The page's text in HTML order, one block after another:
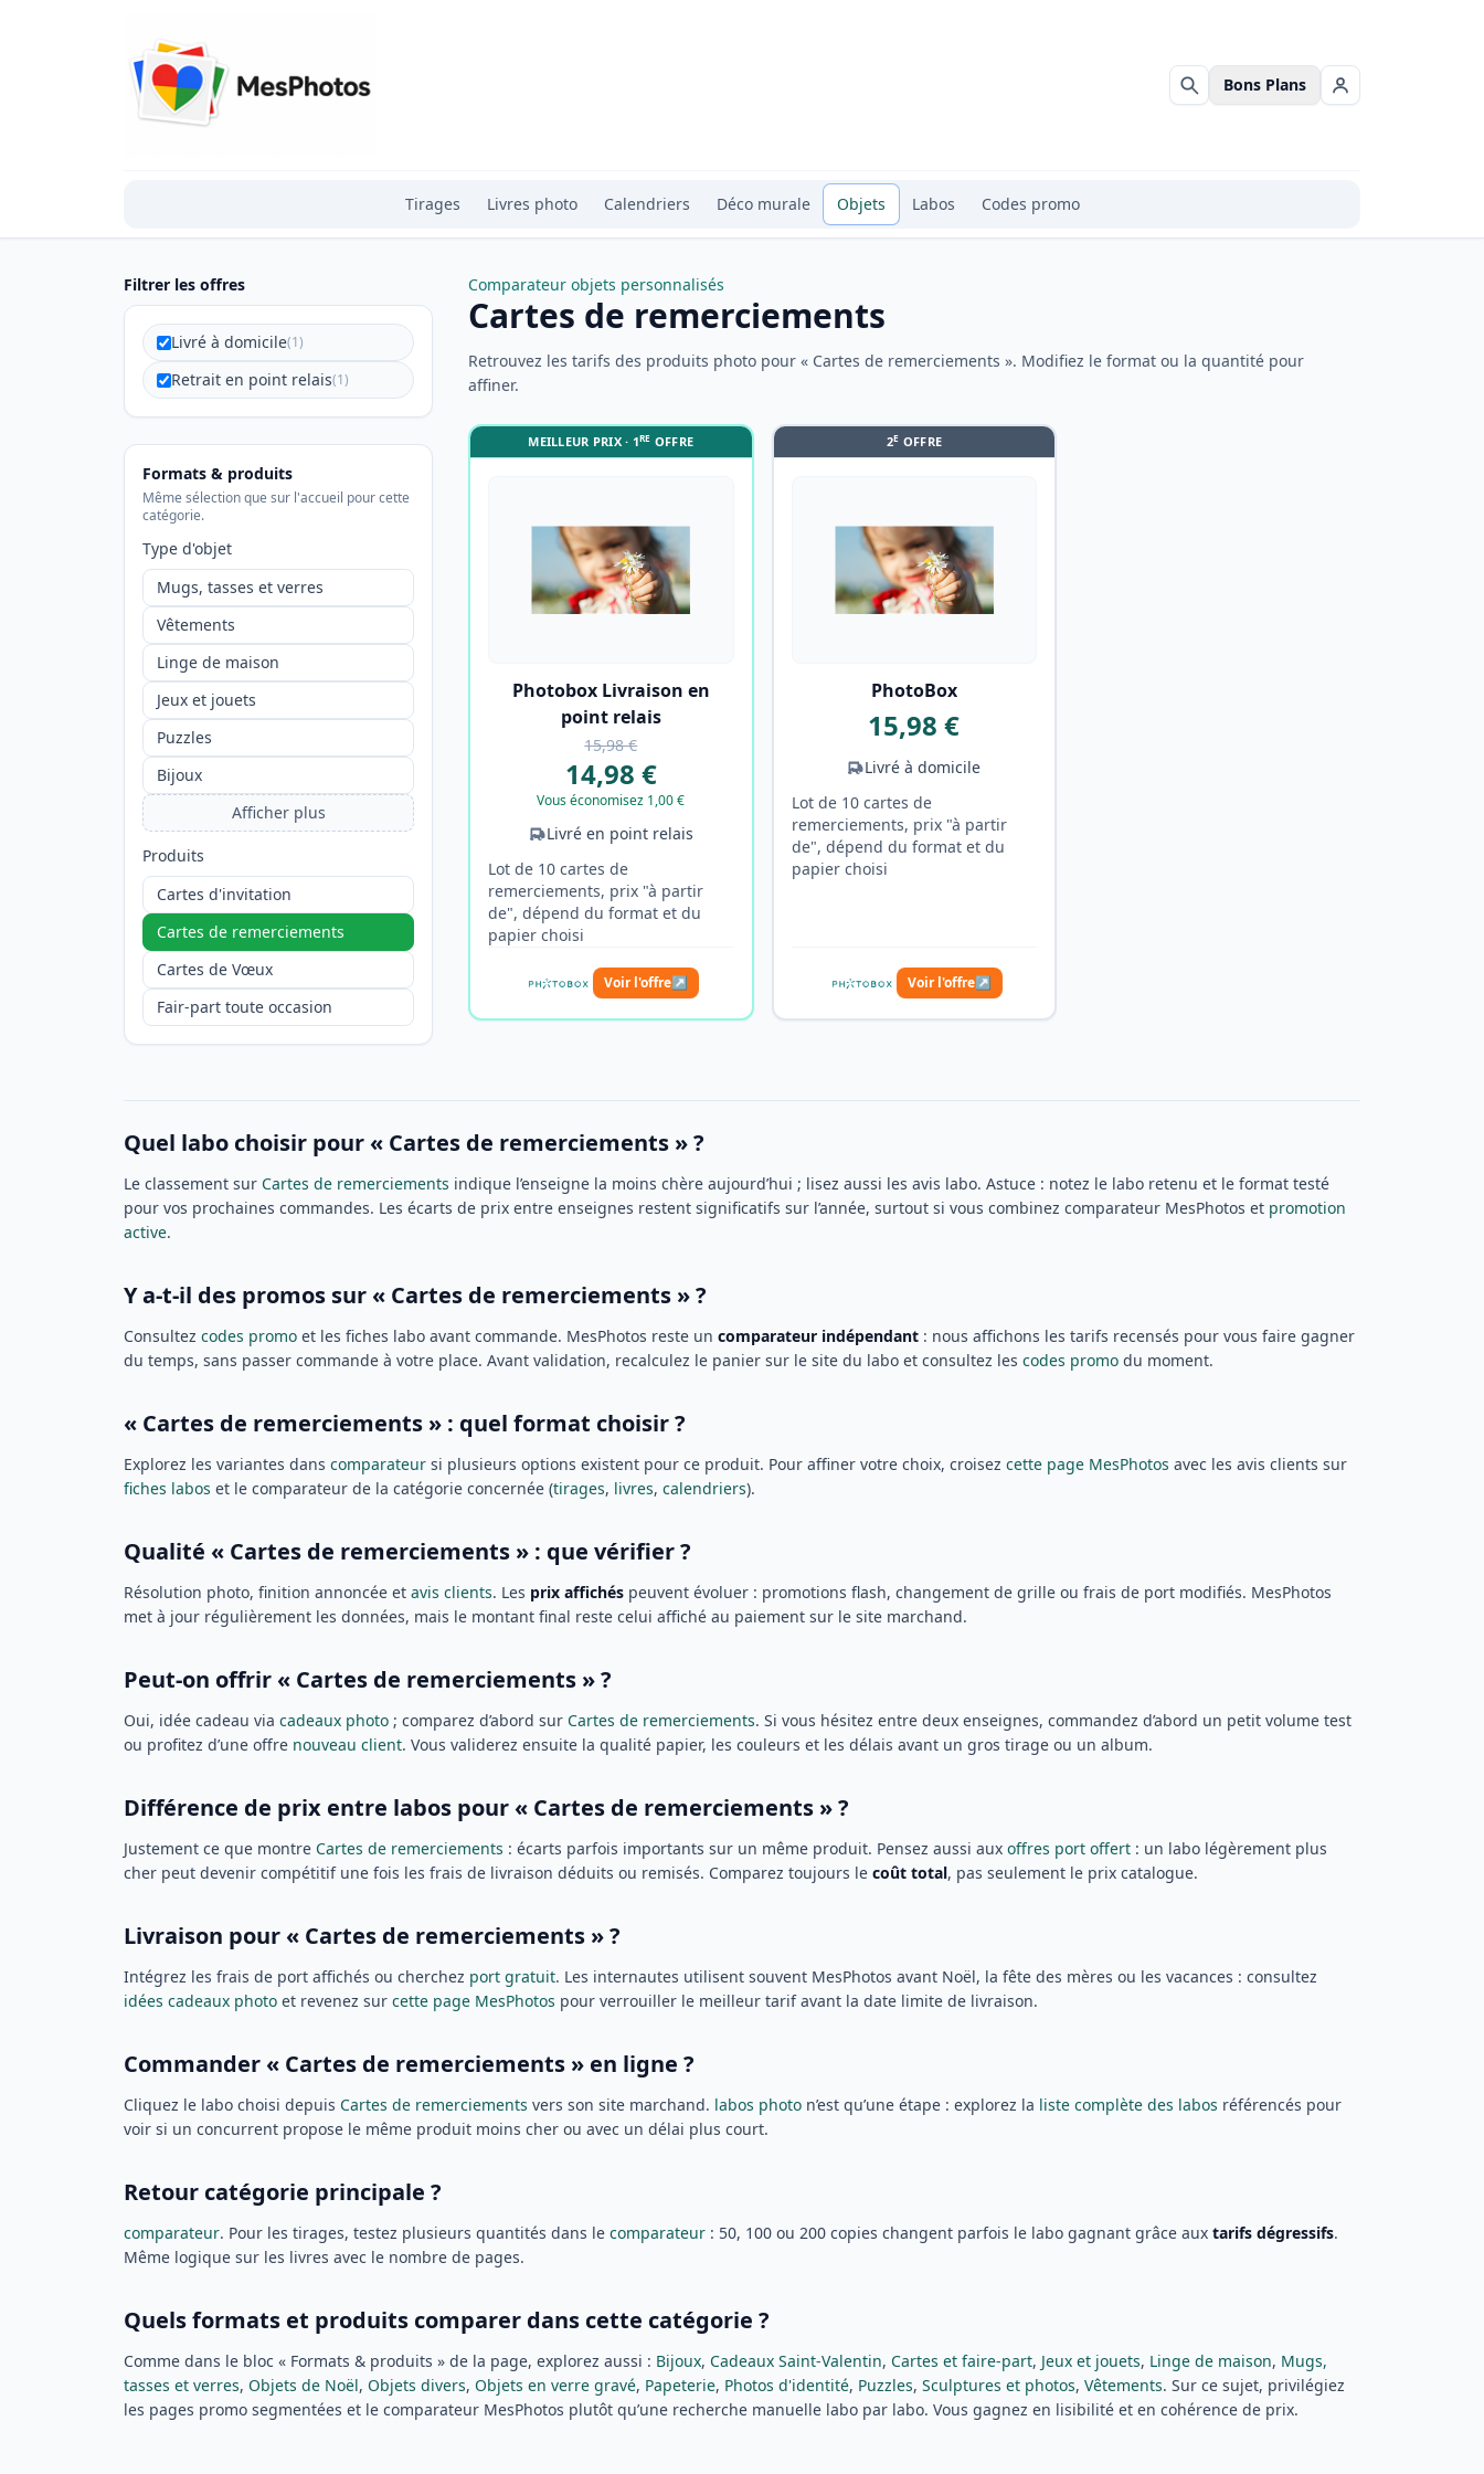
Rechercher
Bons Plans Se connecter
Tirages Livres photo Calendriers Déco murale Objets Labos Codes promo
Filtrer les offres
Livré à domicile(1)
Retrait en point relais(1)
Formats & produits
Même sélection que sur l'accueil pour cette
catégorie.
Type d'objet
Mugs, tasses et verres
Vêtements
Linge de maison
Jeux et jouets
Puzzles
Bijoux
Afficher plus
Produits
Cartes d'invitation
Cartes de remerciements
Cartes de Vœux
Fair-part toute occasion
Comparateur objets personnalisés
Cartes de remerciements
Retrouvez les tarifs des produits photo pour « Cartes de remerciements ». Modifiez le format ou la quantité pour
affiner.
MEILLEUR PRIX · 1RE OFFRE
Photobox Livraison en
point relais
15,98 €
14,98 €
Vous économisez 1,00 €
Livré en point relais
Lot de 10 cartes de
remerciements, prix "à partir
de", dépend du format et du
papier choisi
Voir l'offre↗
2E OFFRE
PhotoBox
15,98 €
Livré à domicile
Lot de 10 cartes de
remerciements, prix "à partir
de", dépend du format et du
papier choisi
Voir l'offre↗
Quel labo choisir pour « Cartes de remerciements » ?
Le classement sur Cartes de remerciements indique l’enseigne la moins chère aujourd’hui ; lisez aussi les avis labo. Astuce : notez le labo retenu et le format testé
pour vos prochaines commandes. Les écarts de prix entre enseignes restent significatifs sur l’année, surtout si vous combinez comparateur MesPhotos et promotion
active.
Y a-t-il des promos sur « Cartes de remerciements » ?
Consultez codes promo et les fiches labo avant commande. MesPhotos reste un comparateur indépendant : nous affichons les tarifs recensés pour vous faire gagner
du temps, sans passer commande à votre place. Avant validation, recalculez le panier sur le site du labo et consultez les codes promo du moment.
« Cartes de remerciements » : quel format choisir ?
Explorez les variantes dans comparateur si plusieurs options existent pour ce produit. Pour affiner votre choix, croisez cette page MesPhotos avec les avis clients sur
fiches labos et le comparateur de la catégorie concernée (tirages, livres, calendriers).
Qualité « Cartes de remerciements » : que vérifier ?
Résolution photo, finition annoncée et avis clients. Les prix affichés peuvent évoluer : promotions flash, changement de grille ou frais de port modifiés. MesPhotos
met à jour régulièrement les données, mais le montant final reste celui affiché au paiement sur le site marchand.
Peut-on offrir « Cartes de remerciements » ?
Oui, idée cadeau via cadeaux photo ; comparez d’abord sur Cartes de remerciements. Si vous hésitez entre deux enseignes, commandez d’abord un petit volume test
ou profitez d’une offre nouveau client. Vous validerez ensuite la qualité papier, les couleurs et les délais avant un gros tirage ou un album.
Différence de prix entre labos pour « Cartes de remerciements » ?
Justement ce que montre Cartes de remerciements : écarts parfois importants sur un même produit. Pensez aussi aux offres port offert : un labo légèrement plus
cher peut devenir compétitif une fois les frais de livraison déduits ou remisés. Comparez toujours le coût total, pas seulement le prix catalogue.
Livraison pour « Cartes de remerciements » ?
Intégrez les frais de port affichés ou cherchez port gratuit. Les internautes utilisent souvent MesPhotos avant Noël, la fête des mères ou les vacances : consultez
idées cadeaux photo et revenez sur cette page MesPhotos pour verrouiller le meilleur tarif avant la date limite de livraison.
Commander « Cartes de remerciements » en ligne ?
Cliquez le labo choisi depuis Cartes de remerciements vers son site marchand. labos photo n’est qu’une étape : explorez la liste complète des labos référencés pour
voir si un concurrent propose le même produit moins cher ou avec un délai plus court.
Retour catégorie principale ?
comparateur. Pour les tirages, testez plusieurs quantités dans le comparateur : 50, 100 ou 200 copies changent parfois le labo gagnant grâce aux tarifs dégressifs.
Même logique sur les livres avec le nombre de pages.
Quels formats et produits comparer dans cette catégorie ?
Comme dans le bloc « Formats & produits » de la page, explorez aussi : Bijoux, Cadeaux Saint-Valentin, Cartes et faire-part, Jeux et jouets, Linge de maison, Mugs,
tasses et verres, Objets de Noël, Objets divers, Objets en verre gravé, Papeterie, Photos d'identité, Puzzles, Sculptures et photos, Vêtements. Sur ce sujet, privilégiez
les pages promo segmentées et le comparateur MesPhotos plutôt qu’une recherche manuelle labo par labo. Vous gagnez en lisibilité et en cohérence de prix.